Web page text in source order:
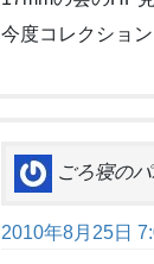
今度コレクショ
ごろ寝の
2010年8月25日